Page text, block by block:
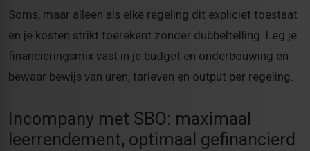
Soms, maar alleen als elke regeling dit expliciet toestaat
en je kosten strikt toerekent zonder dubbeltelling. Leg je
financieringsmix vast in je budget en onderbouwing en
bewaar bewijs van uren, tarieven en output per regeling.
Incompany met SBO: maximaal
leerrendement, optimaal gefinancierd